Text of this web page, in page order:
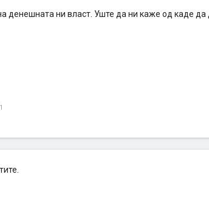
денешната ни власт. Уште да ни каже од каде